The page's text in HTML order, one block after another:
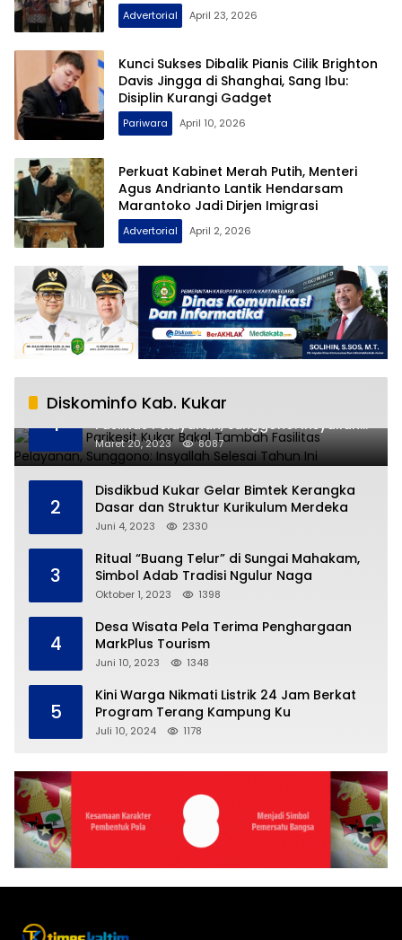
Advertorial April 23, 2026
Kunci Sukses Dibalik Pianis Cilik Brighton
Davis Jingga di Shanghai, Sang Ibu:
Disiplin Kurangi Gadget
Pariwara April 10, 2026
Perkuat Kabinet Merah Putih, Menteri
Agus Andrianto Lantik Hendarsam
Marantoko Jadi Dirjen Imigrasi
Advertorial April 2, 2026
Diskominfo Kab. Kukar
1
RSUD AM Parikesit Kukar Bakal Tambah
Fasilitas Pelayanan, Sunggono: Insyallah
Selesai Tahun Ini
Maret 20, 2023 8087
2
Disdikbud Kukar Gelar Bimtek Kerangka
Dasar dan Struktur Kurikulum Merdeka
Juni 4, 2023 2330
3
Ritual “Buang Telur” di Sungai Mahakam,
Simbol Adab Tradisi Ngulur Naga
Oktober 1, 2023 1398
4
Desa Wisata Pela Terima Penghargaan
MarkPlus Tourism
Juni 10, 2023 1348
5
Kini Warga Nikmati Listrik 24 Jam Berkat
Program Terang Kampung Ku
Juli 10, 2024 1178